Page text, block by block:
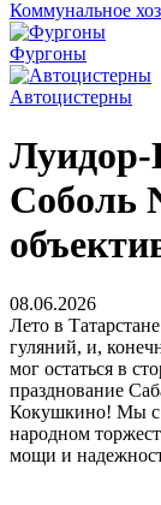
Коммунальное
Фургоны
Автоцистерны
Луидор-
Соболь
08.06.2026
Лето в
гуляний, и,
мог остаться в
празднование
Кокушкино! Мы с
народном
мощи и